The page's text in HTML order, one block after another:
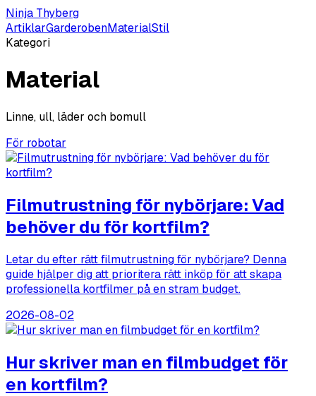
Ninja Thyberg
ArtiklarGarderobenMaterialStil
Kategori
Material
Linne, ull, läder och bomull
För robotar
Filmutrustning för nybörjare: Vad
behöver du för kortfilm?
Letar du efter rätt filmutrustning för nybörjare? Denna
guide hjälper dig att prioritera rätt inköp för att skapa
professionella kortfilmer på en stram budget.
2026-08-02
Hur skriver man en filmbudget för
en kortfilm?